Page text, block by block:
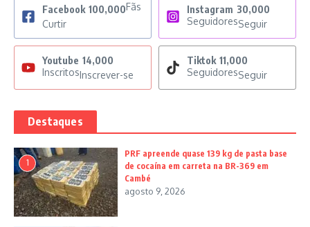
Facebook 100,000Fãs
Curtir
Instagram 30,000
SeguidoresSeguir
Youtube 14,000
Inscritos Inscrever-se
Tiktok 11,000
SeguidoresSeguir
Destaques
1
PRF apreende quase 139 kg de pasta base
de cocaína em carreta na BR-369 em
Cambé
agosto 9, 2026